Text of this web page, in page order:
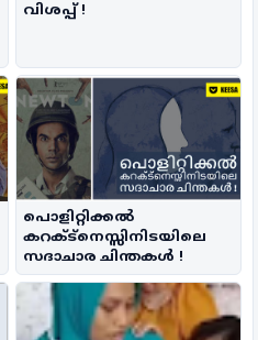
വിശപ്പ് !
പൊളിറ്റിക്കൽ
കറക്ട്നെസ്സിനിടയിലെ
സദാചാര ചിന്തകൾ !